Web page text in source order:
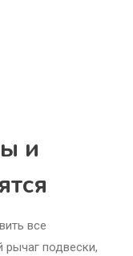
и
все
рычаг подвески,